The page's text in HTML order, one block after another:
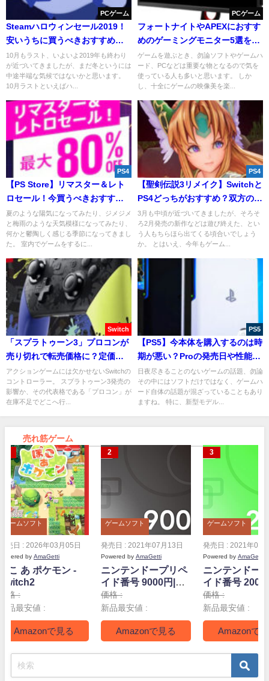
PCゲーム
Steamハロウィンセール2019！
安いうちに買うべきおすすめゲ
ーム紹介！
10月もラスト、いよいよ2019年も終わり
が近づいてきましたが、まだ冬というには
中途半端な気候ではないかと思います。
10月ラストといえばハ...
PCゲーム
フォートナイトやAPEXにおすす
めのゲーミングモニター5選を解
説！
ゲームを遊ぶとき、勿論ソフトやゲームハ
ード、PCなどは重要な物となるので気を
使っている人も多いと思います。 しか
し、十全にゲームの映像美を楽...
PS4
【PS Store】リマスター＆レト
ロセール！今買うべきおすすめ
ゲーム一覧！
夏のような陽気になってみたり、ジメジメ
と梅雨のような天気模様になってみたり、
何かと鬱陶しく感じる季節になってきまし
た。 室内でゲームをするに...
PS4
【聖剣伝説3リメイク】Switchと
PS4どっちがおすすめ？双方の違
いは？
3月も中頃が近づいてきましたが、そろそ
ろ2月発売の新作などは遊び終えた、とい
う人もちらほら出てくる頃合いでしょう
か。 とはいえ、今年もゲーム...
Switch
「スプラトゥーン3」プロコンが
売り切れで転売価格に？定価で
買うにはどこで予約？
アクションゲームには欠かせないSwitchの
コントローラー。 スプラトゥーン3発売の
影響か、その代表格である「プロコン」が
在庫不足でどこへ行...
PS5
【PS5】今本体を購入するのは時
期が悪い？Proの発売日や性能を
予想！
日夜尽きることのないゲームの話題、勿論
その中にはソフトだけではなく、ゲームハ
ード自体の話題が混ざっていることもあり
ますね。 特に、新型モデル...
売れ筋ゲーム
ゲームソフト
売日 : 2026年03月05日
by AmaGetti
こ あ ポケモン -
格 :
品最安値 :
Amazonで見る
ゲームソフト
発売日 : 2021年07月13日
Powered by AmaGetti
ニンテンドープリペ
イド番号 9000円|オ
ンラインコード版
価格 :
新品最安値 :
Amazonで見る
ゲームソフト
発売日 : 2021年07
Powered by AmaGetti
ニンテンドー
イド番号 2000
ンラインコー
価格 :
新品最安値 :
Amazonで